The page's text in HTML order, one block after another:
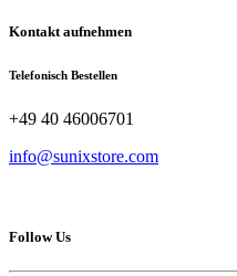
Kontakt aufnehmen
Telefonisch Bestellen
+49 40 46006701
info@sunixstore.com
Follow Us